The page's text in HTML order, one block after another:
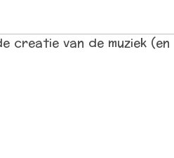
creatie van de muziek